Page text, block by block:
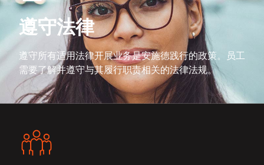
遵守法律
遵守所有适用法律开展业务是安施德践行的政策。员工
需要了解并遵守与其履行职责相关的法律法规。